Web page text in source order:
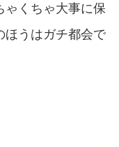
ゃくちゃ大事に保
ほうはガチ都会で